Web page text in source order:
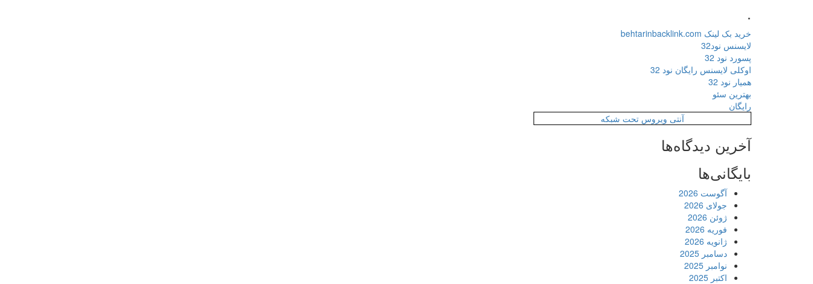
.
خرید بک لینک behtarinbacklink.com
لایسنس نود32
پسورد نود 32
اوکلی لایسنس رایگان نود 32
همیار نود 32
بهترین سئو
رایگان
آنتی ویروس تحت شبکه
آخرین دیدگاه‌ها
بایگانی‌ها
آگوست 2026
جولای 2026
ژوئن 2026
فوریه 2026
ژانویه 2026
دسامبر 2025
نوامبر 2025
اکتبر 2025